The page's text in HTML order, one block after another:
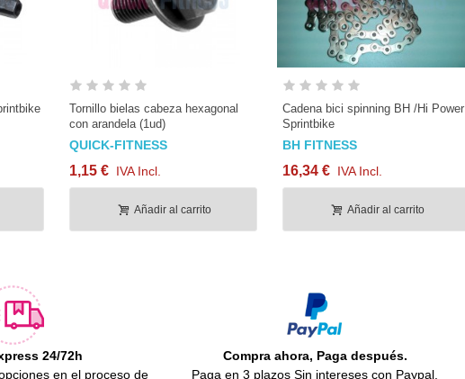
Tornillo bielas cabeza hexagonal
con arandela (1ud)
QUICK-FITNESS
1,15 € IVA Incl.
Añadir al carrito
Cadena bici spinning BH /Hi Power
Sprintbike
BH FITNESS
16,34 € IVA Incl.
Añadir al carrito
24/72h
en el proceso de
Compra ahora, Paga después.
Paga en 3 plazos Sin intereses con Paypal.